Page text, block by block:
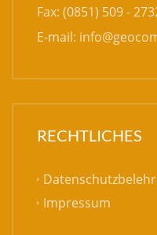
Fax: (0851) 509 -
E-mail:
RECHTLICHES
Impressum